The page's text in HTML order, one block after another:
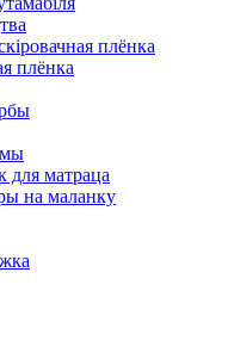
плёнка
плёнка
матраца
на маланку